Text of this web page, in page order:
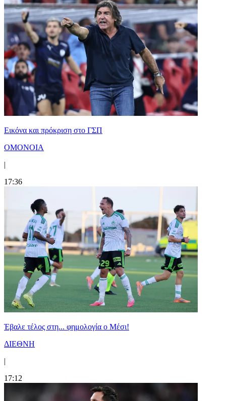
Εικόνα και πρόκριση στο ΓΣΠ
ΟΜΟΝΟΙΑ
|
17:36
Έβαλε τέλος στη... φημολογία o Μέσι!
ΔΙΕΘΝΗ
|
17:12